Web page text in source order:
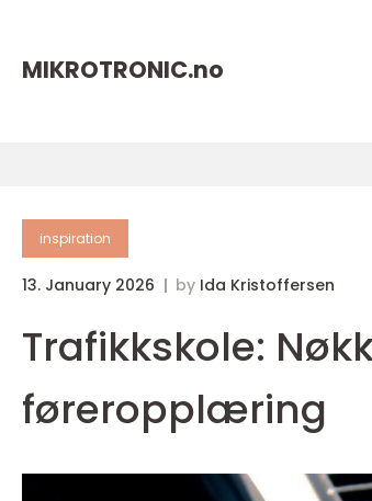
MIKROTRONIC.no
inspiration
13. January 2026 by Ida Kristoffersen
Trafikkskole:
føreropplæring